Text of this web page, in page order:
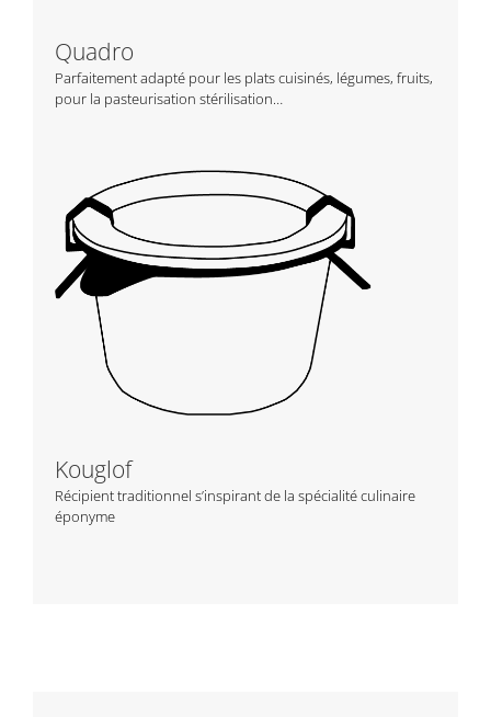
Quadro
Parfaitement adapté pour les plats cuisinés, légumes, fruits,
pour la pasteurisation stérilisation…
Kouglof
Récipient traditionnel s’inspirant de la spécialité culinaire
éponyme